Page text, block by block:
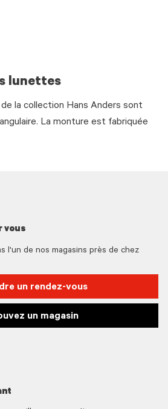
lunettes
la collection Hans Anders sont
La monture est fabriquée
vous
l'un de nos magasins près de chez
un rendez-vous
un magasin